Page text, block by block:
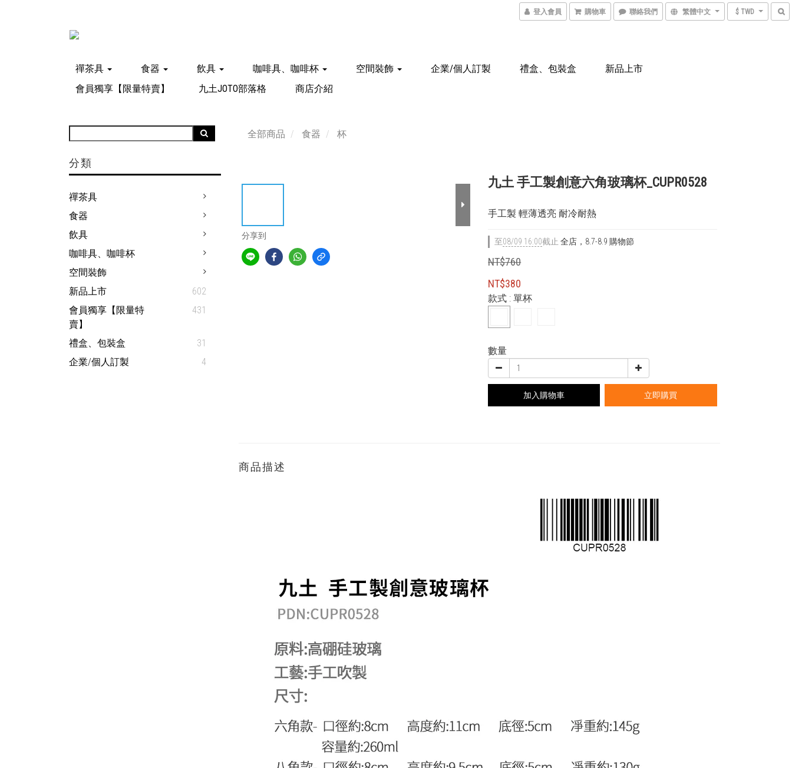
登入會員 購物車 聯絡我們 繁體中文 $ TWD
禪茶具 食器 飲具 咖啡具、咖啡杯 空間裝飾 企業/個人訂製 禮盒、包裝盒
新品上市
會員獨享【限量特賣】
九土JOTO部落格 商店介紹
分類
禪茶具
食器
飲具
咖啡具、咖啡杯
空間裝飾
新品上市
602
會員獨享【限量特
賣】
431
禮盒、包裝盒
31
企業/個人訂製
4
全部商品 食器 杯
分享到
九土 手工製創意六角玻璃杯_CUPR0528
手工製 輕薄透亮 耐冷耐熱
至08/09 16:00截止 全店，8.7-8.9 購物節
NT$760
NT$380
款式 : 單杯
數量
加入購物車 立即購買
商品描述